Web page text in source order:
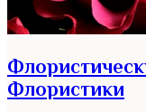
Флористики